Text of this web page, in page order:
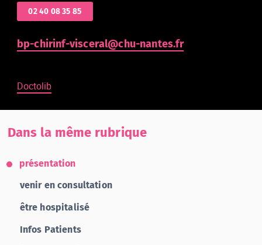
02 40 08 35 85
bp-chirinf-visceral@chu-nantes.fr
Doctolib
Dans la même rubrique
présentation
venir en consultation
être hospitalisé
Infos Patients